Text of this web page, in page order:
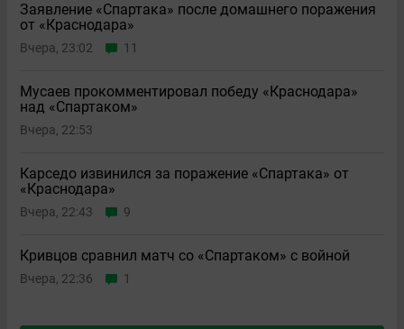
Заявление «Спартака» после домашнего поражения
от «Краснодара»
Вчера, 23:02 11
Мусаев прокомментировал победу «Краснодара»
над «Спартаком»
Вчера, 22:53
Карседо извинился за поражение «Спартака» от
«Краснодара»
Вчера, 22:43 9
Кривцов сравнил матч со «Спартаком» с войной
Вчера, 22:36 1